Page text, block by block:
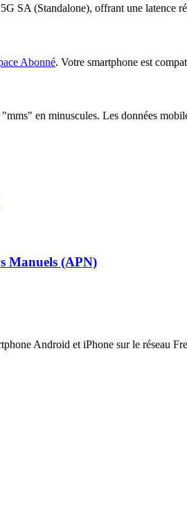
SA (Standalone), offrant une latence
Abonné. Votre smartphone est
en minuscules. Les données
Manuels (APN)
Android et iPhone sur le réseau